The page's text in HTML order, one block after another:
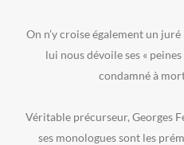
On n’y croise également un
lui nous dévoile ses «
condamné à
Véritable précurseur, Georges
ses monologues sont les